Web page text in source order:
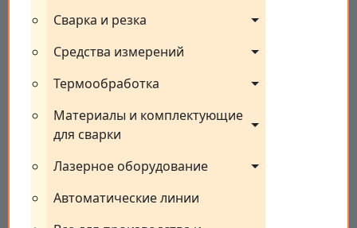
Сварка и резка
Средства измерений
Термообработка
Материалы и комплектующие
для сварки
Лазерное оборудование
Автоматические линии